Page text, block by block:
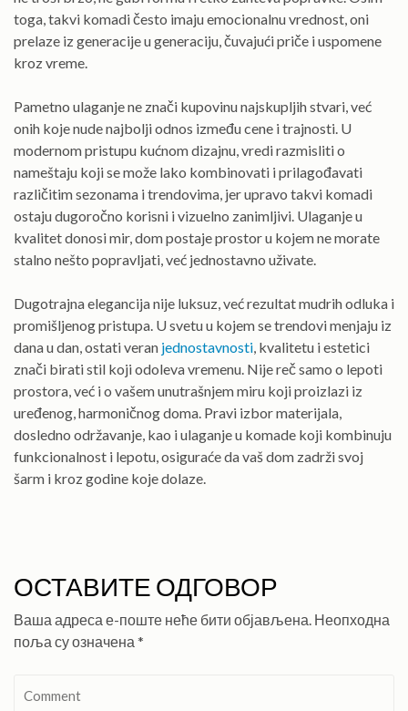
toga, takvi komadi često imaju emocionalnu vrednost, oni
prelaze iz generacije u generaciju, čuvajući priče i uspomene
kroz vreme.
Pametno ulaganje ne znači kupovinu najskupljih stvari, već
onih koje nude najbolji odnos između cene i trajnosti. U
modernom pristupu kućnom dizajnu, vredi razmisliti o
nameštaju koji se može lako kombinovati i prilagođavati
različitim sezonama i trendovima, jer upravo takvi komadi
ostaju dugoročno korisni i vizuelno zanimljivi. Ulaganje u
kvalitet donosi mir, dom postaje prostor u kojem ne morate
stalno nešto popravljati, već jednostavno uživate.
Dugotrajna elegancija nije luksuz, već rezultat mudrih odluka i
promišljenog pristupa. U svetu u kojem se trendovi menjaju iz
dana u dan, ostati veran jednostavnosti , kvalitetu i estetici
znači birati stil koji odoleva vremenu. Nije reč samo o lepoti
prostora, već i o vašem unutrašnjem miru koji proizlazi iz
uređenog, harmoničnog doma. Pravi izbor materijala,
dosledno održavanje, kao i ulaganje u komade koji kombinuju
funkcionalnost i lepotu, osiguraće da vaš dom zadrži svoj
šarm i kroz godine koje dolaze.
ОСТАВИТЕ ОДГОВОР
Ваша адреса е-поште неће бити објављена. Неопходна
поља су означена *